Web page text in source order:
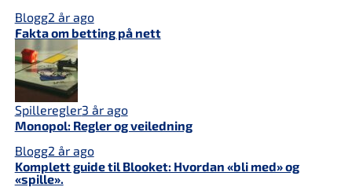
Blogg2 år ago
Fakta om betting på nett
Spilleregler3 år ago
Monopol: Regler og veiledning
Blogg2 år ago
Komplett guide til Blooket: Hvordan «bli med» og
«spille».